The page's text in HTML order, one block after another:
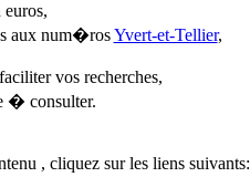
aux num�rosYvert-et-Tellier,
vos recherches,
� consulter.
, cliquez sur les liens suivants: